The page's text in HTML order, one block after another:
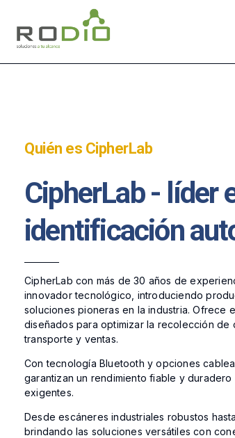
Rodio | Soluciones Tecnológicas e Informáticas para Empresas - Equipos y Automatización
Quién es CipherLab
CipherLab - líder
identificación
CipherLab con más de 30 años de
innovador tecnológico, introduciendo
soluciones pioneras en la industria. Ofrece
diseñados para optimizar la recolección de
transporte y ventas.
Con tecnología Bluetooth y opciones
garantizan un rendimiento fiable y duradero
exigentes.
Desde escáneres industriales robustos
brindando las soluciones versátiles con